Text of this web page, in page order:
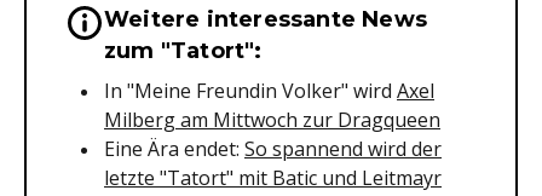
Wichtige Hinweise &
Weitere interessante News
zum "Tatort":
In "Meine Freundin Volker" wird Axel
Milberg am Mittwoch zur Dragqueen
Eine Ära endet: So spannend wird der
letzte "Tatort" mit Batic und Leitmayr